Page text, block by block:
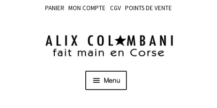
PANIER MON COMPTE CGV POINTS DE VENTE
Menu